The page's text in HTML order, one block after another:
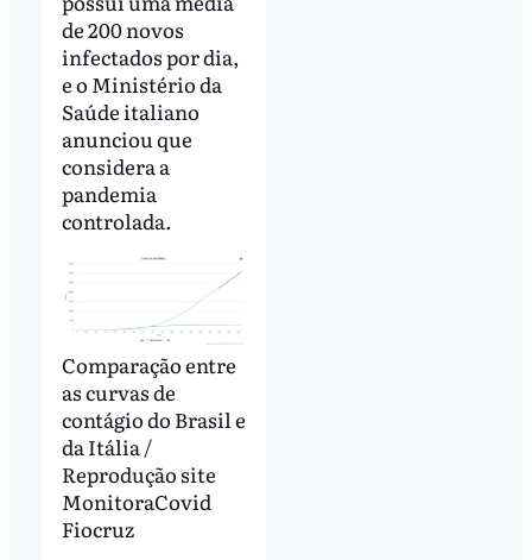
de 200 novos
infectados por dia,
e o Ministério da
Saúde italiano
anunciou que
considera a
pandemia
controlada.
Comparação entre
as curvas de
contágio do Brasil e
da Itália /
Reprodução site
MonitoraCovid
Fiocruz